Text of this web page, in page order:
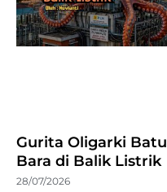
Gurita Oligarki Batu
Bara di Balik Listrik
28/07/2026